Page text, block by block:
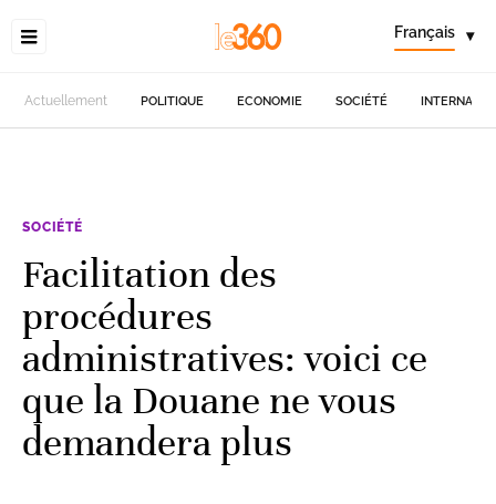
Français ▾
Actuellement POLITIQUE ECONOMIE SOCIÉTÉ
SOCIÉTÉ
Facilitation des
procédures
administratives: voici ce
que la Douane ne vous
demandera plus